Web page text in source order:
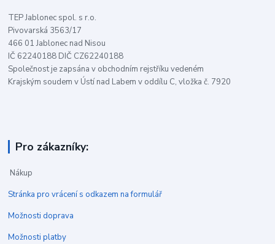
TEP Jablonec spol. s r.o.
Pivovarská 3563/17
466 01 Jablonec nad Nisou
IČ 62240188 DIČ CZ62240188
Společnost je zapsána v obchodním rejstříku vedeném
Krajským soudem v Ústí nad Labem v oddílu C, vložka č. 7920
Pro zákazníky:
Nákup
Stránka pro vrácení s odkazem na formulář
Možnosti doprava
Možnosti platby